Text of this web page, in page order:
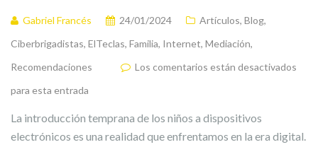
Gabriel Francés 24/01/2024 Artículos, Blog,
Ciberbrigadistas, ElTeclas, Familia, Internet, Mediación,
Recomendaciones
Los comentarios están desactivados
para esta entrada
La introducción temprana de los niños a dispositivos
electrónicos es una realidad que enfrentamos en la era digital.